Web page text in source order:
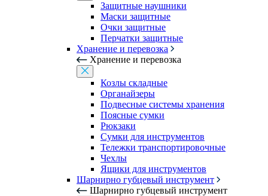
Защитные наушники
Маски защитные
Очки защитные
Перчатки защитные
Хранение и перевозка
Хранение и перевозка
Козлы складные
Органайзеры
Подвесные системы хранения
Поясные сумки
Рюкзаки
Сумки для инструментов
Тележки транспортировочные
Чехлы
Ящики для инструментов
Шарнирно губцевый инструмент
Шарнирно губцевый инструмент